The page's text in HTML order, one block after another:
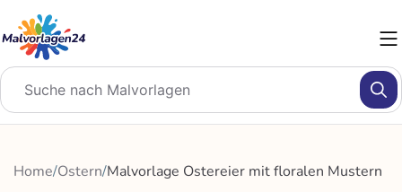
Inhalt
springen
Home/Ostern/Malvorlage Ostereier mit floralen Mustern